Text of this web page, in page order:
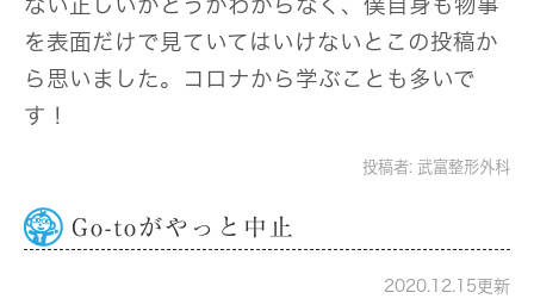
ない正しいかどうかわからなく、僕自身も物事
を表面だけで見ていてはいけないとこの投稿か
ら思いました。コロナから学ぶことも多いで
す！
投稿者: 武富整形外科
Go-toがやっと中止
2020.12.15更新